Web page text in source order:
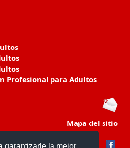
garantizarle la mejor
Profesional para Adultos
Mapa del sitio